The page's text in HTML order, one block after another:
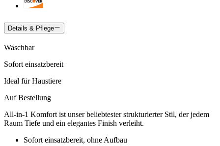
Details & Pflege
Waschbar
Sofort einsatzbereit
Ideal für Haustiere
Auf Bestellung
All-in-1 Komfort ist unser beliebtester strukturierter Stil, der jedem
Raum Tiefe und ein elegantes Finish verleiht.
Sofort einsatzbereit, ohne Aufbau